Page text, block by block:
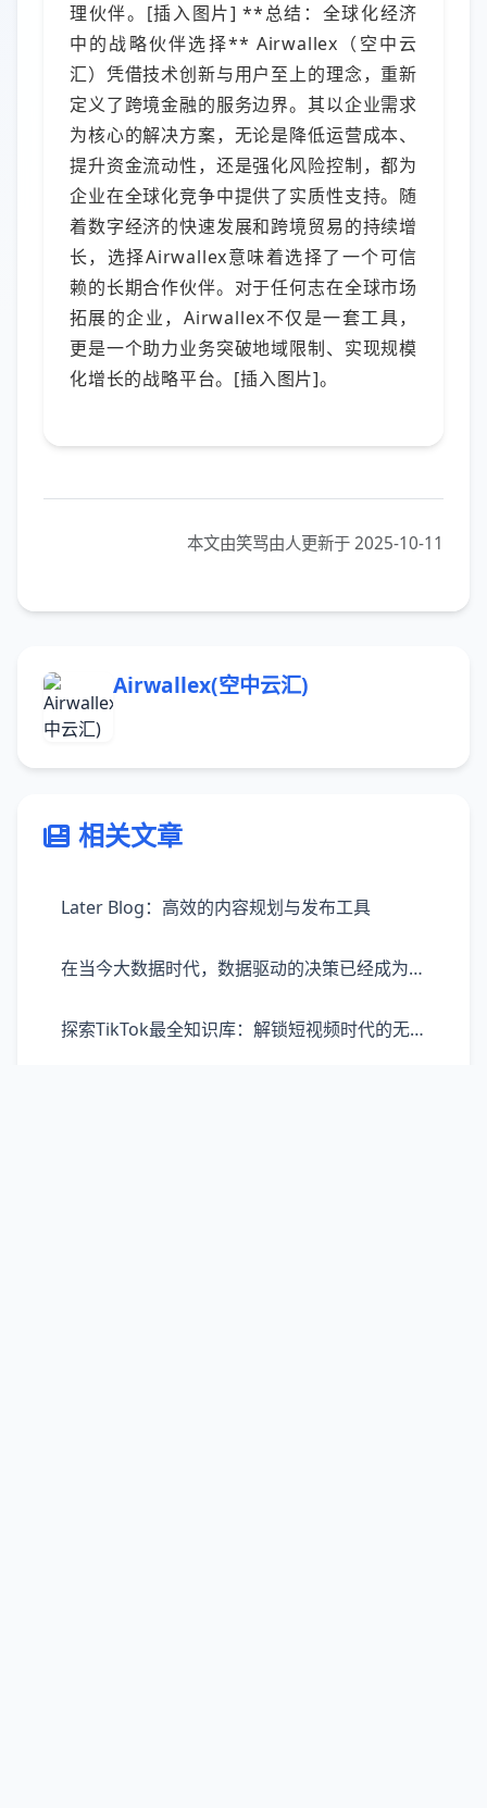
理伙伴。[插入图片] **总结：全球化经济
中的战略伙伴选择** Airwallex（空中云
汇）凭借技术创新与用户至上的理念，重新
定义了跨境金融的服务边界。其以企业需求
为核心的解决方案，无论是降低运营成本、
提升资金流动性，还是强化风险控制，都为
企业在全球化竞争中提供了实质性支持。随
着数字经济的快速发展和跨境贸易的持续增
长，选择Airwallex意味着选择了一个可信
赖的长期合作伙伴。对于任何志在全球市场
拓展的企业，Airwallex不仅是一套工具，
更是一个助力业务突破地域限制、实现规模
化增长的战略平台。[插入图片]。
本文由笑骂由人更新于 2025-10-11
Airwallex(空中云汇)
相关文章
Later Blog：高效的内容规划与发布工具
在当今大数据时代，数据驱动的决策已经成为企业发展、营销策略制定的重要依据。巨量算数，作为一款强大的数据处理和分析工具，凭借其先进的技术能力，为用户提供了从数据收集、处理到分析、报告的一站式服务体验。巨量算数不仅能够帮助商家、机构等快速理解市场趋势，还能深入洞察消费者行为，为决策提供精准的数据支持。它通过高效的数据处理技术，支持多源数据的整合，使得庞大的数据量在短时间内即可转化为有价值的见解。
探索TikTok最全知识库：解锁短视频时代的无限可能